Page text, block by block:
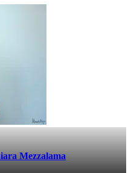
Mezzalama